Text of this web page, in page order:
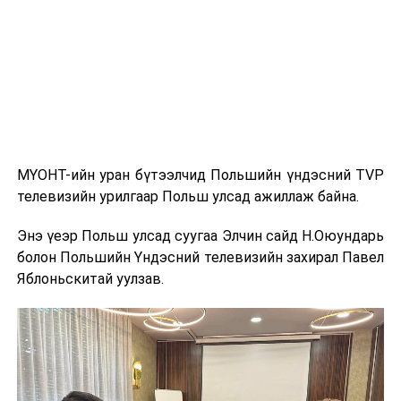
Энэхүү арга хэмжээ нь Монгол Улсыг олон улсад
сурталчлах, хил дамнасан аялал жуулчлалын хамтын
урсгалыг нэмэгдүүлэхэд чухал ач холбогдолтой юм.
МҮОНТ-ийн уран бүтээлчид Польшийн үндэсний TVP
телевизийн урилгаар Польш улсад ажиллаж байна.
Энэ үеэр Польш улсад суугаа Элчин сайд Н.Оюундарь
болон Польшийн Үндэсний телевизийн захирал Павел
Яблоньскитай уулзав.